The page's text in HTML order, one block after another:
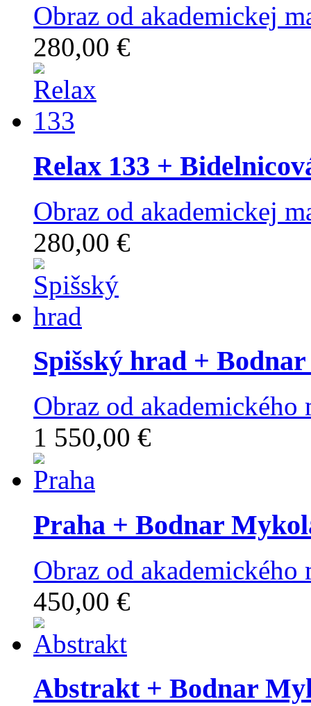
Obraz od akademickej
280,00 €
Relax 133 +
Obraz od akademickej
280,00 €
Spišský hrad +
Obraz od
1 550,00 €
Praha + Bodnar
Obraz od
450,00 €
Abstrakt+ Bodnar